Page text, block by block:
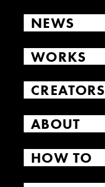
NEWS
WORKS
CREATORS
ABOUT
HOW TO